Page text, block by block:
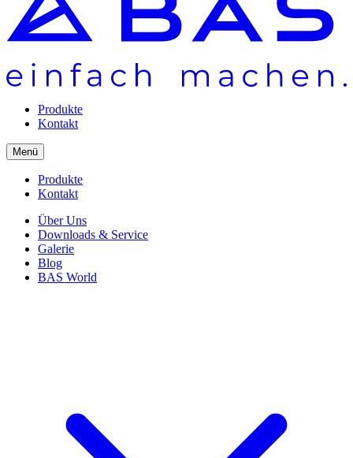
Produkte
Kontakt
Menü
Produkte
Kontakt
Über Uns
Downloads & Service
Galerie
Blog
BAS World